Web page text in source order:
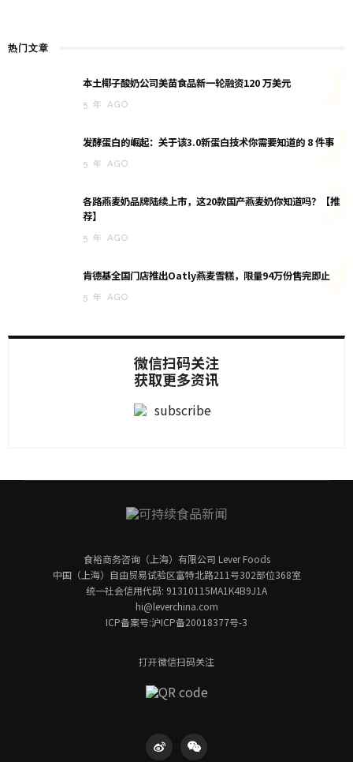
热门文章
本土椰子酸奶公司美苗食品新一轮融资120 万美元
5 年 AGO
发酵蛋白的崛起：关于该3.0新蛋白技术你需要知道的 8 件事
5 年 AGO 2
各路燕麦奶品牌陆续上市，这20款国产燕麦奶你知道吗？【推
荐】
5 年 AGO
3
肯德基全国门店推出Oatly燕麦雪糕，限量94万份售完即止
5 年 AGO 4
微信扫码关注
获取更多资讯
食裕商务咨询（上海）有限公司 Lever Foods
中国（上海）自由贸易试验区富特北路211号302部位368室
统一社会信用代码: 91310115MA1K4B9J1A
hi@leverchina.com
ICP备案号:沪ICP备20018377号-3
打开微信扫码关注